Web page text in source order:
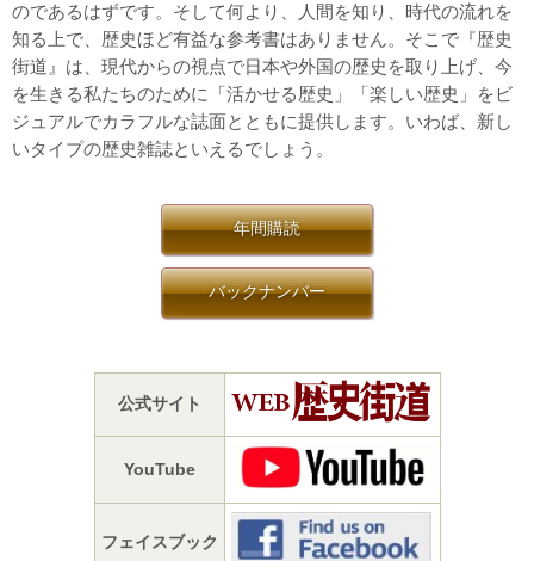
のであるはずです。そして何より、人間を知り、時代の流れを
知る上で、歴史ほど有益な参考書はありません。そこで『歴史
街道』は、現代からの視点で日本や外国の歴史を取り上げ、今
を生きる私たちのために「活かせる歴史」「楽しい歴史」をビ
ジュアルでカラフルな誌面とともに提供します。いわば、新し
いタイプの歴史雑誌といえるでしょう。
年間購読
バックナンバー
公式サイト
YouTube
フェイスブック